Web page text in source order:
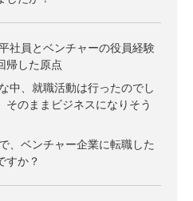
社員とベンチャーの役員経験
帰した原点
、就職活動は行ったのでし
のままビジネスになりそう
ベンチャー企業に転職した
すか？